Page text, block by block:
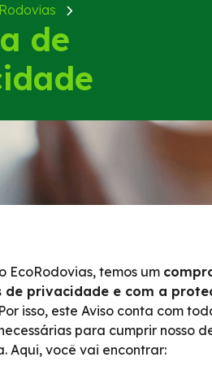
de
EcoRodovias, temos um
de privacidade e com a
isso, este Aviso conta com
para cumprir nosso
Aqui, você vai encontrar: